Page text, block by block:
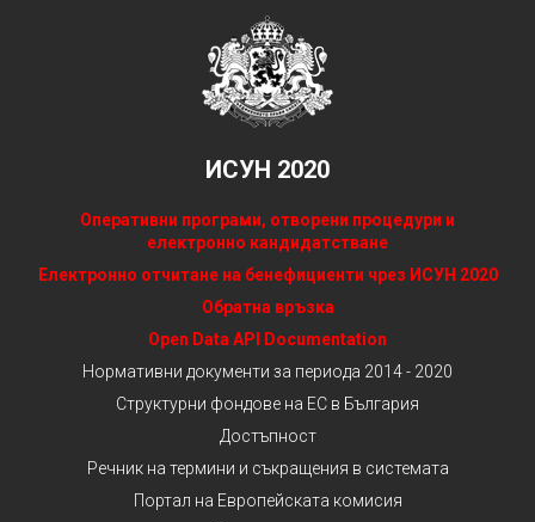
ИСУН 2020
Оперативни програми, отворени процедури и
електронно кандидатстване
Електронно отчитане на бенефициенти чрез ИСУН 2020
Обратна връзка
Open Data API Documentation
Нормативни документи за периода 2014 - 2020
Структурни фондове на ЕС в България
Достъпност
Речник на термини и съкращения в системата
Портал на Европейската комисия